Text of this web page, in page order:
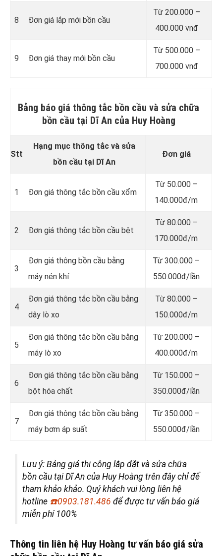
8 Đơn giá lắp mới bồn cầu
Từ 200.000 –
400.000 vnđ
9 Đơn giá thay mới bồn cầu
Từ 500.000 –
700.000 vnđ
Bảng báo giá thông tắc bồn cầu và sửa chữa
bồn cầu tại Dĩ An của Huy Hoàng
Stt
Hạng mục thông tắc và sửa
bồn cầu tại Dĩ An
Đơn giá
1 Đơn giá thông tắc bồn cầu xổm
Từ 50.000 –
140.000đ/m
2 Đơn giá thông tắc bồn cầu bệt
Từ 80.000 –
170.000đ/m
3
Đơn giá thông bồn cầu bằng
máy nén khí
Từ 300.000 –
550.000đ/lần
4
Đơn giá thông tắc bồn cầu bằng
dây lò xo
Từ 80.000 –
150.000đ/m
5
Đơn giá thông tắc bồn cầu bằng
máy lò xo
Từ 200.000 –
400.000đ/m
6
Đơn giá thông tắc bồn cầu bằng
bột hóa chất
Từ 150.000 –
350.000đ/lần
7
Đơn giá thông tắc bồn cầu bằng
máy bơm áp suất
Từ 350.000 –
550.000đ/lần
Lưu ý: Bảng giá thi công lắp đặt và sửa chữa
bồn cầu tại Dĩ An của Huy Hoàng trên đây chỉ để
tham khảo khảo. Quý khách vui lòng liên hệ
hotline ☎️0903.181.486 để được tư vấn báo giá
miễn phí 100%
Thông tin liên hệ Huy Hoàng tư vấn báo giá sửa